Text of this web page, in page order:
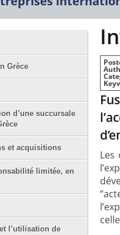
Grèce
d’une succursale
et acquisitions
limitée, en
l’utilisation de
Les